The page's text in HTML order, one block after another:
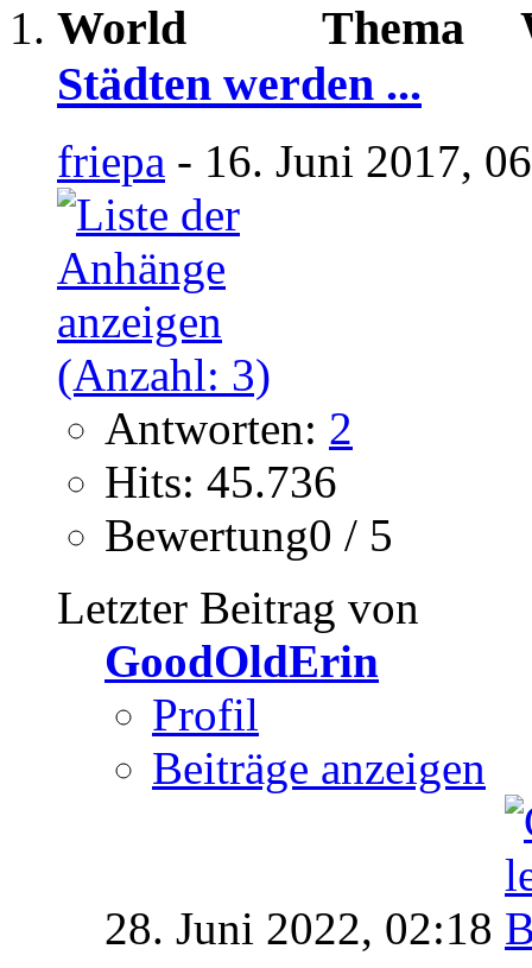
Städten werden ...
friepa - 16. Juni 2017,
Antworten: 2
Hits: 45.736
Bewertung0 / 5
Letzter Beitrag von
GoodOldErin
Profil
Beiträge anzeigen
28. Juni 2022, 02:18